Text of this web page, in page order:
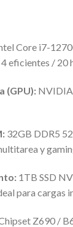
Core i7-
eficientes / 20
(GPU):NVIDIA
32GB DDR5
y
1TB SSD
para cargas
Z690 /